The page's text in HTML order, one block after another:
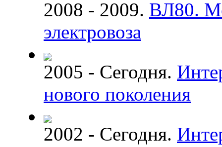
2008 - 2009. ВЛ80.
электровоза
2005 - Сегодня.
нового поколения
2002 - Сегодня.